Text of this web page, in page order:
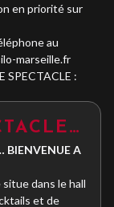
en priorité sur
au
marseille.fr
SPECTACLE :
BIENVENUE A
dans le hall
et de